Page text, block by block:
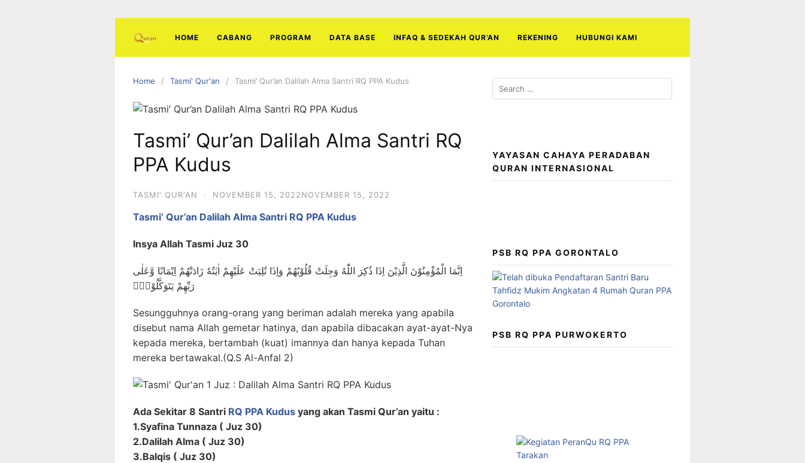
HOME CABANG PROGRAM DATA BASE INFAQ & SEDEKAH QUR’AN REKENING HUBUNGI KAMI
Home Tasmi' Qur'an Tasmi’ Qur’an Dalilah Alma Santri RQ PPA Kudus
Tasmi’ Qur’an Dalilah Alma Santri RQ
PPA Kudus
TASMI' QUR'AN · NOVEMBER 15, 2022NOVEMBER 15, 2022
Tasmi’ Qur’an Dalilah Alma Santri RQ PPA Kudus
Insya Allah Tasmi Juz 30
اِنَّمَا الْمُؤْمِنُوْنَ الَّذِيْنَ اِذَا ذُكِرَ اللّٰهُ وَجِلَتْ قُلُوْبُهُمْ وَاِذَا تُلِيَتْ عَلَيْهِمْ اٰيٰتُهٗ زَادَتْهُمْ اِيْمَانًا وَّعَلٰى
رَبِّهِمْ يَتَوَكَّلُوْنَۙ
Sesungguhnya orang-orang yang beriman adalah mereka yang apabila
disebut nama Allah gemetar hatinya, dan apabila dibacakan ayat-ayat-Nya
kepada mereka, bertambah (kuat) imannya dan hanya kepada Tuhan
mereka bertawakal.(Q.S Al-Anfal 2)
Ada Sekitar 8 Santri RQ PPA Kudus yang akan Tasmi Qur’an yaitu :
1.Syafina Tunnaza ( Juz 30)
2.Dalilah Alma ( Juz 30)
3.Balqis ( Juz 30)
Search
for:
YAYASAN CAHAYA PERADABAN
QURAN INTERNASIONAL
PSB RQ PPA GORONTALO
PSB RQ PPA PURWOKERTO